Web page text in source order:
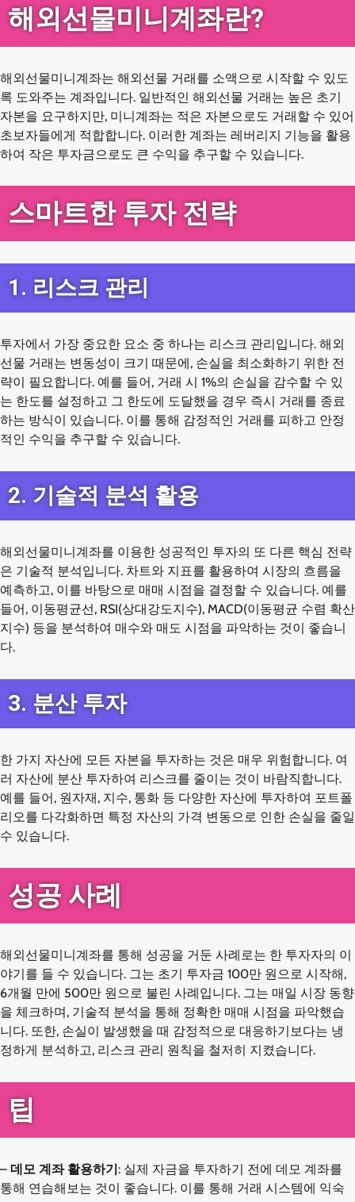
해외선물미니계좌란?
해외선물미니계좌는 해외선물 거래를 소액으로 시작할 수 있도
록 도와주는 계좌입니다. 일반적인 해외선물 거래는 높은 초기
자본을 요구하지만, 미니계좌는 적은 자본으로도 거래할 수 있어
초보자들에게 적합합니다. 이러한 계좌는 레버리지 기능을 활용
하여 작은 투자금으로도 큰 수익을 추구할 수 있습니다.
스마트한 투자 전략
1. 리스크 관리
투자에서 가장 중요한 요소 중 하나는 리스크 관리입니다. 해외
선물 거래는 변동성이 크기 때문에, 손실을 최소화하기 위한 전
략이 필요합니다. 예를 들어, 거래 시 1%의 손실을 감수할 수 있
는 한도를 설정하고 그 한도에 도달했을 경우 즉시 거래를 종료
하는 방식이 있습니다. 이를 통해 감정적인 거래를 피하고 안정
적인 수익을 추구할 수 있습니다.
2. 기술적 분석 활용
해외선물미니계좌를 이용한 성공적인 투자의 또 다른 핵심 전략
은 기술적 분석입니다. 차트와 지표를 활용하여 시장의 흐름을
예측하고, 이를 바탕으로 매매 시점을 결정할 수 있습니다. 예를
들어, 이동평균선, RSI(상대강도지수), MACD(이동평균 수렴 확산
지수) 등을 분석하여 매수와 매도 시점을 파악하는 것이 좋습니
다.
3. 분산 투자
한 가지 자산에 모든 자본을 투자하는 것은 매우 위험합니다. 여
러 자산에 분산 투자하여 리스크를 줄이는 것이 바람직합니다.
예를 들어, 원자재, 지수, 통화 등 다양한 자산에 투자하여 포트폴
리오를 다각화하면 특정 자산의 가격 변동으로 인한 손실을 줄일
수 있습니다.
성공 사례
해외선물미니계좌를 통해 성공을 거둔 사례로는 한 투자자의 이
야기를 들 수 있습니다. 그는 초기 투자금 100만 원으로 시작해,
6개월 만에 500만 원으로 불린 사례입니다. 그는 매일 시장 동향
을 체크하며, 기술적 분석을 통해 정확한 매매 시점을 파악했습
니다. 또한, 손실이 발생했을 때 감정적으로 대응하기보다는 냉
정하게 분석하고, 리스크 관리 원칙을 철저히 지켰습니다.
팁
– 데모 계좌 활용하기: 실제 자금을 투자하기 전에 데모 계좌를
통해 연습해보는 것이 좋습니다. 이를 통해 거래 시스템에 익숙